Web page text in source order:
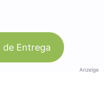
de Entrega
Anzeige